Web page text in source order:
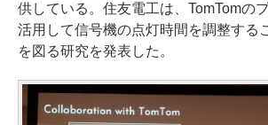
供している。住友電工は、TomTomの
活用して信号機の点灯時間を調整する
を図る研究を発表した。